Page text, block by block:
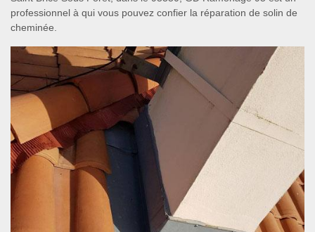
professionnel à qui vous pouvez confier la réparation de solin de
cheminée.